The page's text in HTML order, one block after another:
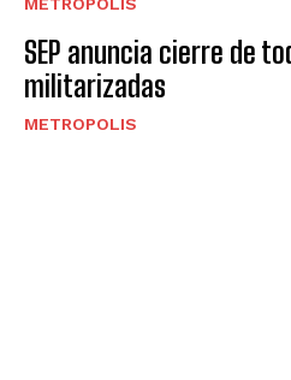
SEP anuncia cierre de
militarizadas
METROPOLIS